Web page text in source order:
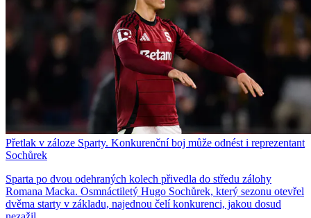
Přetlak v záloze Sparty. Konkurenční boj může odnést i reprezentant
Sochůrek
Sparta po dvou odehraných kolech přivedla do středu zálohy
Romana Macka. Osmnáctiletý Hugo Sochůrek, který sezonu otevřel
dvěma starty v základu, najednou čelí konkurenci, jakou dosud